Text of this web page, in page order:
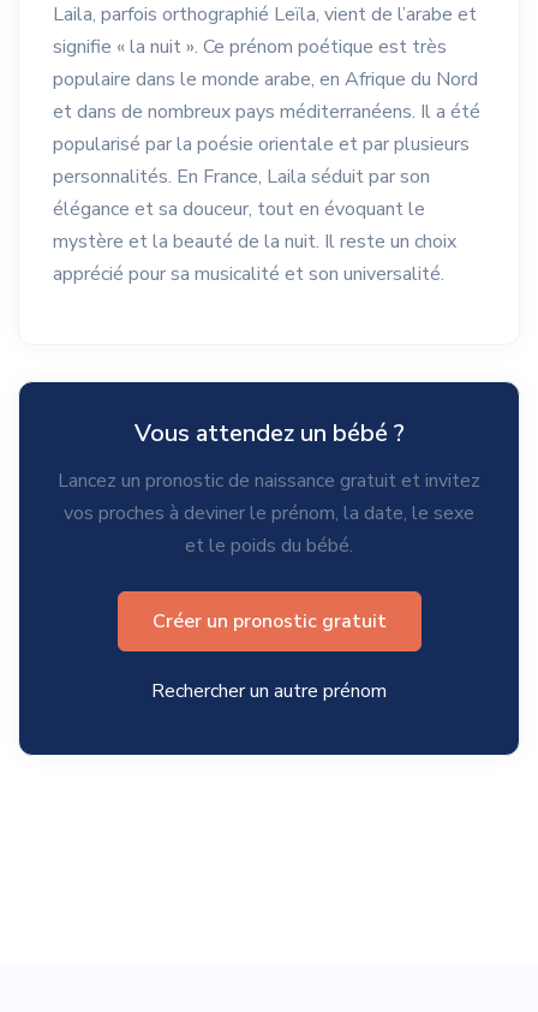
Laila, parfois orthographié Leïla, vient de l’arabe et
signifie « la nuit ». Ce prénom poétique est très
populaire dans le monde arabe, en Afrique du Nord
et dans de nombreux pays méditerranéens. Il a été
popularisé par la poésie orientale et par plusieurs
personnalités. En France, Laila séduit par son
élégance et sa douceur, tout en évoquant le
mystère et la beauté de la nuit. Il reste un choix
apprécié pour sa musicalité et son universalité.
Vous attendez un bébé ?
Lancez un pronostic de naissance gratuit et invitez
vos proches à deviner le prénom, la date, le sexe
et le poids du bébé.
Créer un pronostic gratuit
Rechercher un autre prénom